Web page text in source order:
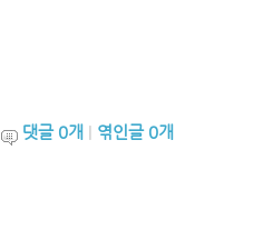
댓글 0개 | 엮인글 0개